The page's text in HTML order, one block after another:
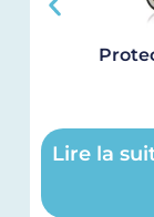
Lire la